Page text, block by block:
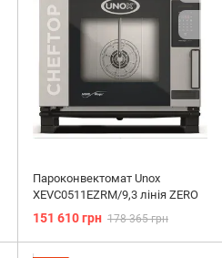
Пароконвектомат Unox
XEVC0511EZRM/9,3 лінія ZERO
151 610 грн 178 365 грн